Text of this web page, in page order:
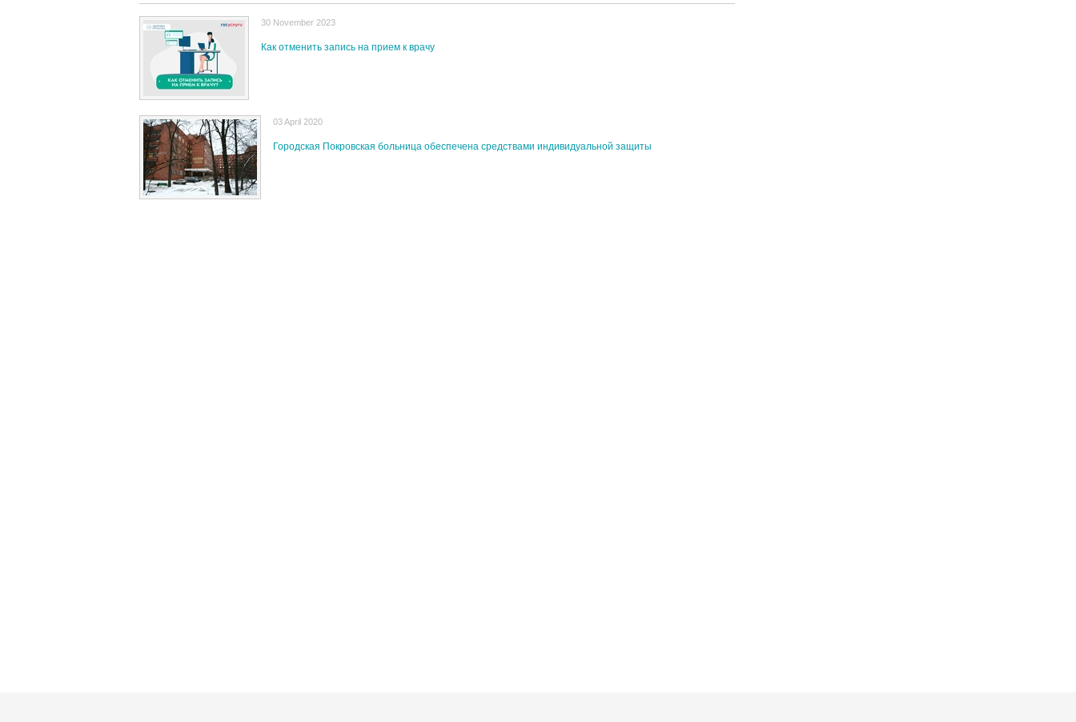
30 November 2023
Как отменить запись на прием к врачу
03 April 2020
Городская Покровская больница обеспечена средствами индивидуальной защиты